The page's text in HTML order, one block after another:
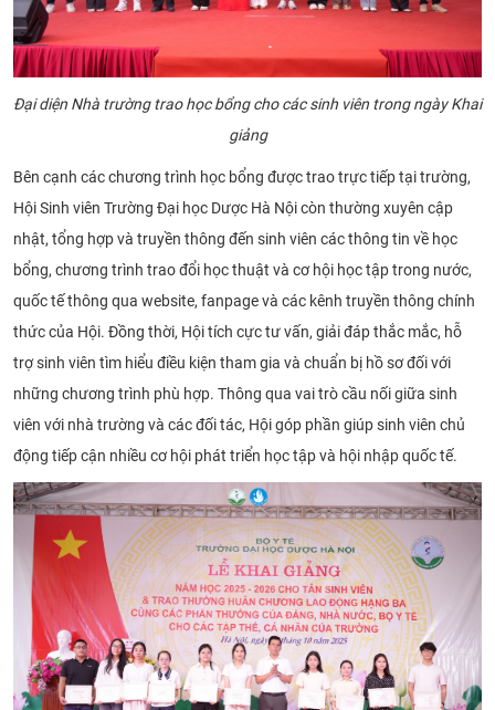
Đại diện Nhà trường trao học bổng cho các sinh viên trong ngày Khai
giảng
Bên cạnh các chương trình học bổng được trao trực tiếp tại trường,
Hội Sinh viên Trường Đại học Dược Hà Nội còn thường xuyên cập
nhật, tổng hợp và truyền thông đến sinh viên các thông tin về học
bổng, chương trình trao đổi học thuật và cơ hội học tập trong nước,
quốc tế thông qua website, fanpage và các kênh truyền thông chính
thức của Hội. Đồng thời, Hội tích cực tư vấn, giải đáp thắc mắc, hỗ
trợ sinh viên tìm hiểu điều kiện tham gia và chuẩn bị hồ sơ đối với
những chương trình phù hợp. Thông qua vai trò cầu nối giữa sinh
viên với nhà trường và các đối tác, Hội góp phần giúp sinh viên chủ
động tiếp cận nhiều cơ hội phát triển học tập và hội nhập quốc tế.